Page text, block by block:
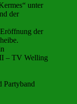
unter
der
der
– TV Welling
Partyband